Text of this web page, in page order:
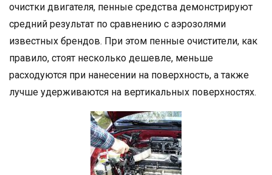
очистки двигателя, пенные средства демонстрируют
средний результат по сравнению с аэрозолями
известных брендов. При этом пенные очистители, как
правило, стоят несколько дешевле, меньше
расходуются при нанесении на поверхность, а также
лучше удерживаются на вертикальных поверхностях.